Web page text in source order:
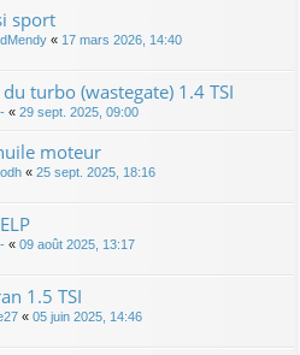
sport
« 17 mars 2026, 14:40
turbo (wastegate) 1.4 TSI
« 29 sept. 2025, 09:00
moteur
« 25 sept. 2025, 18:16
« 09 août 2025, 13:17
1.5 TSI
« 05 juin 2025, 14:46